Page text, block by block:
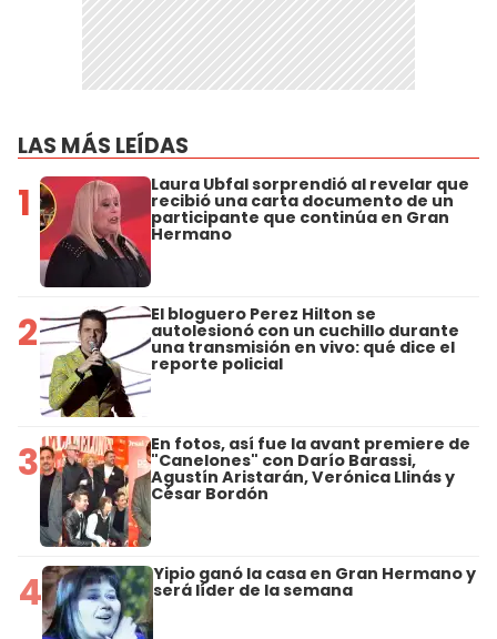
LAS MÁS LEÍDAS
1 Laura Ubfal sorprendió al revelar que
recibió una carta documento de un
participante que continúa en Gran
Hermano
2 El bloguero Perez Hilton se
autolesionó con un cuchillo durante
una transmisión en vivo: qué dice el
reporte policial
3 En fotos, así fue la avant premiere de
"Canelones" con Darío Barassi,
Agustín Aristarán, Verónica Llinás y
César Bordón
4 Yipio ganó la casa en Gran Hermano y
será líder de la semana